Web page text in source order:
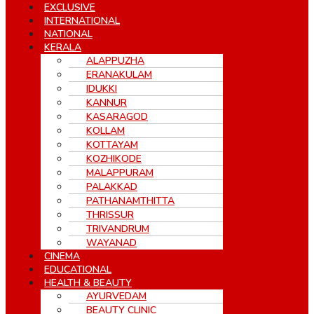
EXCLUSIVE
INTERNATIONAL
NATIONAL
KERALA
ALAPPUZHA
ERANAKULAM
IDUKKI
KANNUR
KASARAGOD
KOLLAM
KOTTAYAM
KOZHIKODE
MALAPPURAM
PALAKKAD
PATHANAMTHITTA
THRISSUR
TRIVANDRUM
WAYANAD
CINEMA
EDUCATIONAL
HEALTH & BEAUTY
AYURVEDAM
BEAUTY CLINIC